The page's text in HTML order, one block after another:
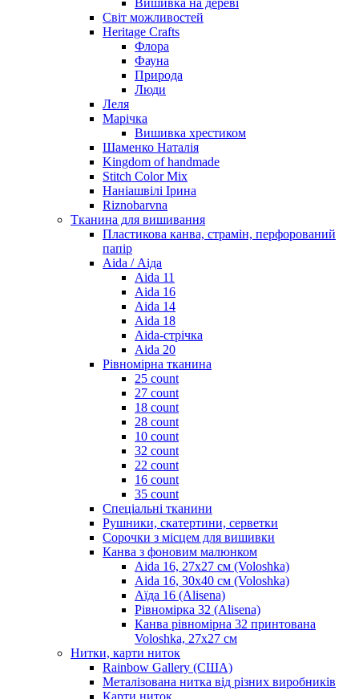
Світ можливостей
Heritage Crafts
Флора
Фауна
Природа
Люди
Леля
Марічка
Вишивка хрестиком
Шаменко Наталія
Kingdom of handmade
Stitch Color Mix
Наніашвілі Ірина
Riznobarvna
Тканина для вишивання
Пластикова канва, страмін, перфорований
папір
Aida / Аіда
Aida 11
Aida 16
Aida 14
Aida 18
Aida-стрічка
Aida 20
Рівномірна тканина
25 count
27 count
18 count
28 count
10 count
32 count
22 count
16 count
35 count
Спеціальні тканини
Рушники, скатертини, серветки
Сорочки з місцем для вишивки
Канва з фоновим малюнком
Aida 16, 27х27 см (Voloshka)
Aida 16, 30х40 см (Voloshka)
Аїда 16 (Alisena)
Рівномірка 32 (Alisena)
Канва рівномірна 32 принтована
Voloshka, 27х27 см
Нитки, карти ниток
Rainbow Gallery (США)
Металізована нитка від різних виробників
Карти ниток